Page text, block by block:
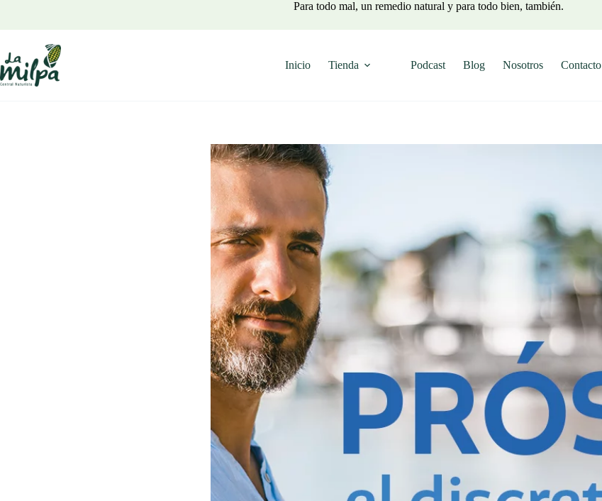
Para todo mal, un remedio natural y para todo bien, también.
Inicio Tienda Podcast Blog Nosotros Contacto